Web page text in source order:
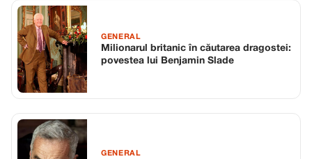
GENERAL
Milionarul britanic în căutarea dragostei:
povestea lui Benjamin Slade
GENERAL